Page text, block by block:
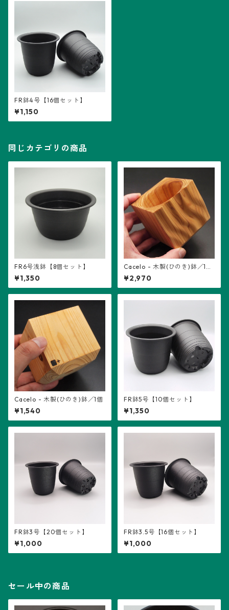
FR鉢4号【16個セット】
¥1,150
同じカテゴリの商品
FR6号浅鉢【8個セット】
¥1,350
Cacelo - 木製(ひのき)鉢／1個
※波、うねり
¥2,970
Cacelo - 木製(ひのき)鉢／1個
¥1,540
FR鉢5号【10個セット】
¥1,350
FR鉢3号【20個セット】
¥1,000
FR鉢3.5号【16個セット】
¥1,000
セール中の商品